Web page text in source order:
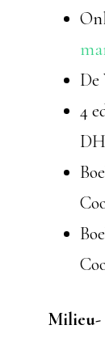
De
4
Milieu-